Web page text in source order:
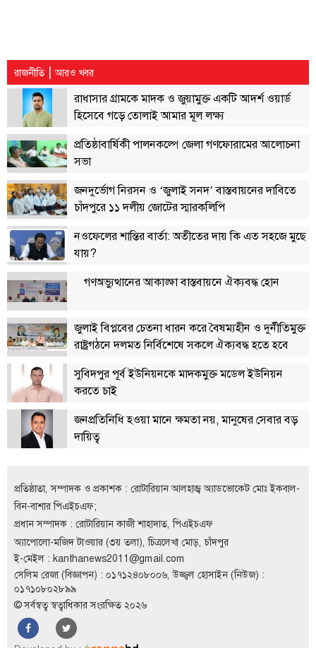
রাজনীতি | আরও খবর
রাধাসার গ্রামকে মাদক ও জুয়ামুক্ত একটি আদর্শ ওয়ার্ড
হিসেবে গড়ে তোলাই আমার মূল লক্ষ্য
প্রতিষ্ঠাবার্ষিকী পালনকল্পে জেলা গণফোরামের আলোচনা
সভা
জনদুর্ভোগ নিরসন ও ‘জুলাই সনদ’ বাস্তবায়নের দাবিতে
চাঁদপুরে ১১ দলীয় জোটের স্মারকলিপি
নওফেলের শান্তির বার্তা: অতীতের দায় কি এত সহজে মুছে
যায়?
গণঅভ্যুত্থানের আকাঙ্ক্ষা বাস্তবায়নে ঐক্যবদ্ধ হোন
জুলাই বিপ্লবের চেতনা ধারন করে বৈষম্যহীন ও দুর্নীতিমুক্ত
রাষ্ট্রগঠনে দলমত নির্বিশেষে সকলে ঐক্যবদ্ধ হতে হবে
সুবিদপুর পূর্ব ইউনিয়নকে মাদকমুক্ত মডেল ইউনিয়ন
করতে চাই
জনপ্রতিনিধি হওয়া মানে ক্ষমতা নয়, মানুষের সেবার বড়
দায়িত্ব
প্রতিষ্ঠাতা, সম্পাদক ও প্রকাশক : রোটারিয়ান আলহাজ্ব অ্যাডভোকেট মোঃ ইকবাল-
বিন-বাশার পিএইচএফ;
প্রধান সম্পাদক : রোটারিয়ান কাজী শাহাদাত, পিএইচএফ
অ্যাপোলো-মজিদ টাওয়ার (৩য় তলা), চিত্রলেখা মোড়, চাঁদপুর
ই-মেইল : kanthanews2011@gmail.com
সেলিম রেজা (বিজ্ঞাপন) : ০১৭১২৪০৮০০৬, উজ্জ্বল হোসাইন (নিউজ) :
০১৭১০৮০২৮৯৯
© সর্বস্বত্ব স্বত্বাধিকার সংরক্ষিত ২০২৬